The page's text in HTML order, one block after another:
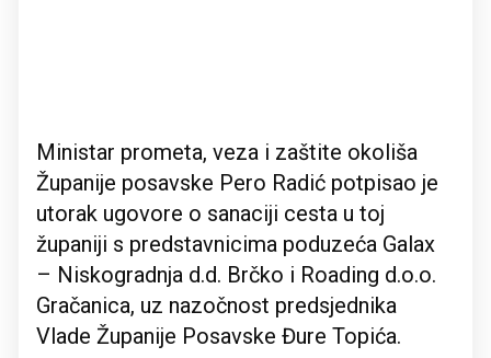
Ministar prometa, veza i zaštite okoliša
Županije posavske Pero Radić potpisao je
utorak ugovore o sanaciji cesta u toj
županiji s predstavnicima poduzeća Galax
– Niskogradnja d.d. Brčko i Roading d.o.o.
Gračanica, uz nazočnost predsjednika
Vlade Županije Posavske Đure Topića.